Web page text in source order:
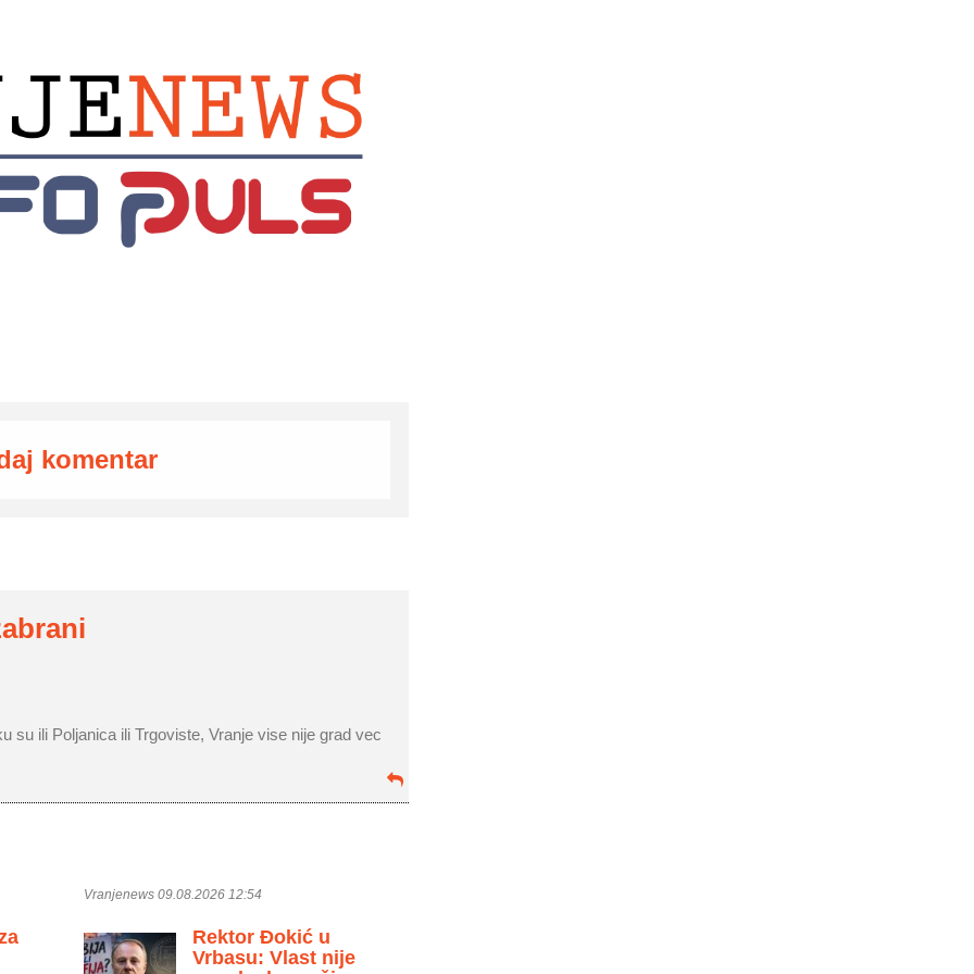
komentar
su ili Poljanica ili Trgoviste, Vranje vise nije grad vec
Vranjenews 09.08.2026 12:54
Rektor Đokić u
Vrbasu: Vlast nije